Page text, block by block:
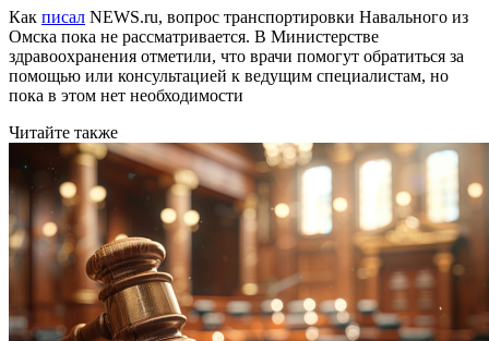
Как писал NEWS.ru, вопрос транспортировки Навального из
Омска пока не рассматривается. В Министерстве
здравоохранения отметили, что врачи помогут обратиться за
помощью или консультацией к ведущим специалистам, но
пока в этом нет необходимости
Читайте также